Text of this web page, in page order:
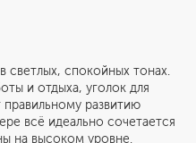
спокойных тонах.
и отдыха, уголок для
развитию
всё идеально сочетается
на высоком уровне.